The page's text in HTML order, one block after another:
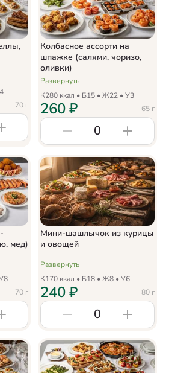
4
70 г
Колбасное ассорти на
шпажке (салями, чоризо,
оливки)
Развернуть
К280 ккал • Б15 • Ж22 • У3
65 г
260₽
0
мед)
8
70 г
Мини-шашлычок из курицы
и овощей
Развернуть
К170 ккал • Б18 • Ж8 • У6
80 г
240₽
0